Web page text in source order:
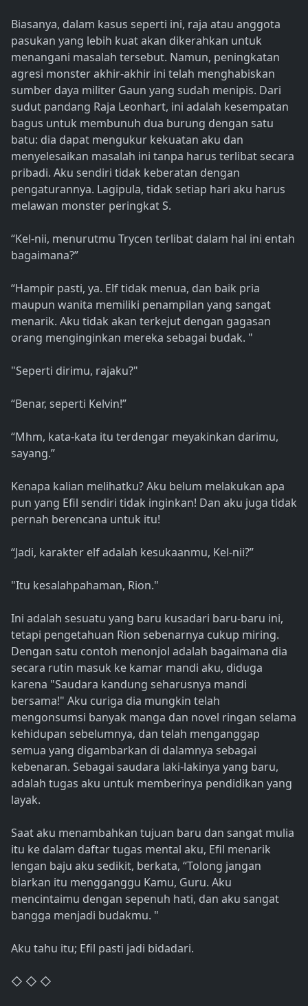
Biasanya, dalam kasus seperti ini, raja atau anggota
pasukan yang lebih kuat akan dikerahkan untuk
menangani masalah tersebut. Namun, peningkatan
agresi monster akhir-akhir ini telah menghabiskan
sumber daya militer Gaun yang sudah menipis. Dari
sudut pandang Raja Leonhart, ini adalah kesempatan
bagus untuk membunuh dua burung dengan satu
batu: dia dapat mengukur kekuatan aku dan
menyelesaikan masalah ini tanpa harus terlibat secara
pribadi. Aku sendiri tidak keberatan dengan
pengaturannya. Lagipula, tidak setiap hari aku harus
melawan monster peringkat S.
“Kel-nii, menurutmu Trycen terlibat dalam hal ini entah
bagaimana?”
“Hampir pasti, ya. Elf tidak menua, dan baik pria
maupun wanita memiliki penampilan yang sangat
menarik. Aku tidak akan terkejut dengan gagasan
orang menginginkan mereka sebagai budak. "
"Seperti dirimu, rajaku?"
“Benar, seperti Kelvin!”
“Mhm, kata-kata itu terdengar meyakinkan darimu,
sayang.”
Kenapa kalian melihatku? Aku belum melakukan apa
pun yang Efil sendiri tidak inginkan! Dan aku juga tidak
pernah berencana untuk itu!
“Jadi, karakter elf adalah kesukaanmu, Kel-nii?”
"Itu kesalahpahaman, Rion."
Ini adalah sesuatu yang baru kusadari baru-baru ini,
tetapi pengetahuan Rion sebenarnya cukup miring.
Dengan satu contoh menonjol adalah bagaimana dia
secara rutin masuk ke kamar mandi aku, diduga
karena "Saudara kandung seharusnya mandi
bersama!" Aku curiga dia mungkin telah
mengonsumsi banyak manga dan novel ringan selama
kehidupan sebelumnya, dan telah menganggap
semua yang digambarkan di dalamnya sebagai
kebenaran. Sebagai saudara laki-lakinya yang baru,
adalah tugas aku untuk memberinya pendidikan yang
layak.
Saat aku menambahkan tujuan baru dan sangat mulia
itu ke dalam daftar tugas mental aku, Efil menarik
lengan baju aku sedikit, berkata, “Tolong jangan
biarkan itu mengganggu Kamu, Guru. Aku
mencintaimu dengan sepenuh hati, dan aku sangat
bangga menjadi budakmu. "
Aku tahu itu; Efil pasti jadi bidadari.
◇ ◇ ◇